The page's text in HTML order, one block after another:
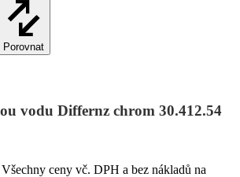
Porovnat
vodu Differnz chrom 30.412.54
ceny vč. DPH a bez nákladů na